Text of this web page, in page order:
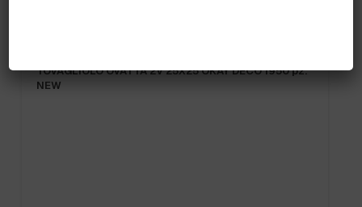
TOVAGLIOLO OVATTA 2V 25X25 OKAY DECO 1950 pz.
NEW